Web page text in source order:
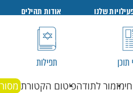
שלנו אודות תהילים
תוכן תפילות
מזמור לתודהפיטום הקטורת